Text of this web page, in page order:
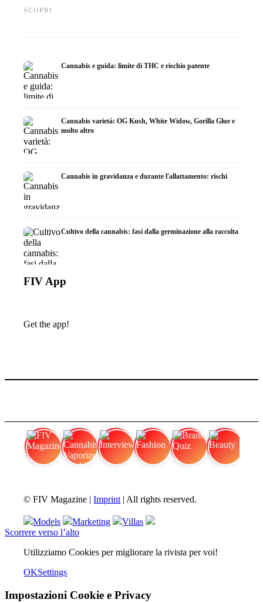
SCOPRI
mostrano gli studi
Cannabis e guida: limite di THC e rischio patente
Cannabis varietà: OG Kush, White Widow, Gorilla Glue e
molto altro
Cannabis in gravidanza e durante l'allattamento: rischi
Cultivo della cannabis: fasi dalla germinazione alla raccolta
FIV App
Get the app!
© FIV Magazine |Imprint | All rights reserved.
Models Marketing
Villas
Scorrere verso l’alto
Utilizziamo Cookies per migliorare la rivista per voi!
OKSettings
Impostazioni Cookie e Privacy